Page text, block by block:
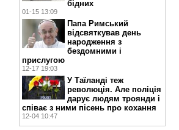
бідних
01-15 13:09
Папа Римський
відсвяткував день
народження з
бездомними і
прислугою
12-17 19:03
У Таїланді теж
революція. Але поліція
дарує людям троянди і
співає з ними пісень про кохання
12-04 10:47